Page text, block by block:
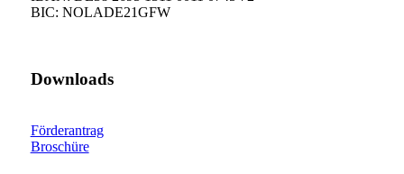
BIC: NOLADE21GFW
Downloads
Förderantrag
Broschüre